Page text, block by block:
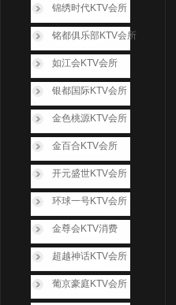
锦绣时代KTV会所
铭都俱乐部KTV会所
如江会KTV会所
银都国际KTV会所
金色桃源KTV会所
金百合KTV会所
开元盛世KTV会所
环球一号KTV会所
金尊会KTV消费
超越神话KTV会所
葡京豪庭KTV会所